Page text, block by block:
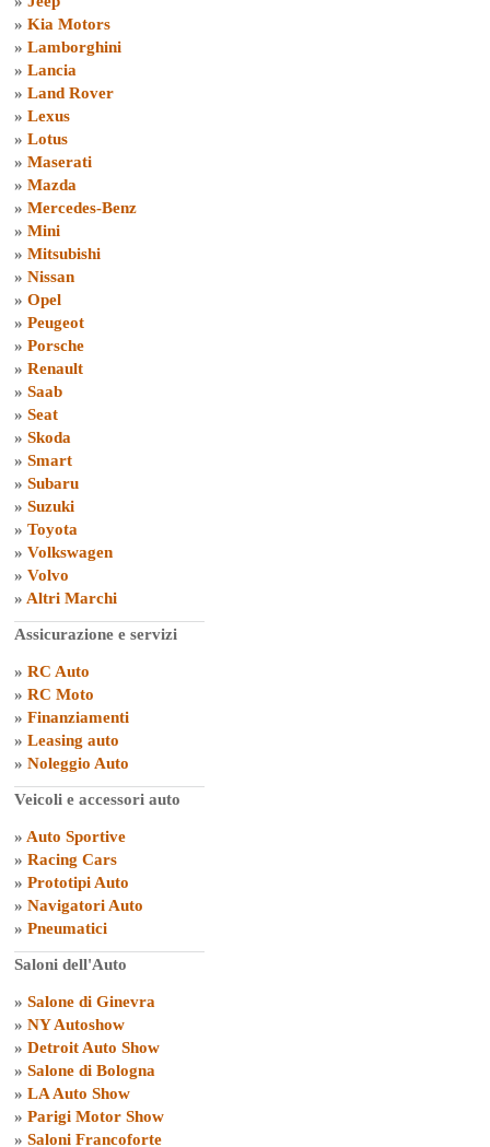
» Kia Motors
» Lamborghini
» Lancia
» Land Rover
» Lexus
» Lotus
» Maserati
» Mazda
» Mercedes-Benz
» Mini
» Mitsubishi
» Nissan
» Opel
» Peugeot
» Porsche
» Renault
» Saab
» Seat
» Skoda
» Smart
» Subaru
» Suzuki
» Toyota
» Volkswagen
» Volvo
» Altri Marchi
Assicurazione e servizi
» RC Auto
» RC Moto
» Finanziamenti
» Leasing auto
» Noleggio Auto
Veicoli e accessori auto
» Auto Sportive
» Racing Cars
» Prototipi Auto
» Navigatori Auto
» Pneumatici
Saloni dell'Auto
» Salone di Ginevra
» NY Autoshow
» Detroit Auto Show
» Salone di Bologna
» LA Auto Show
» Parigi Motor Show
» Saloni Francoforte